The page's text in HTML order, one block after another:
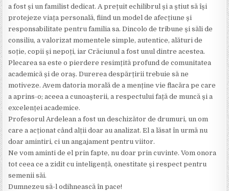
a fost și un familist dedicat. A prețuit echilibrul și a știut să își
protejeze viața personală, fiind un model de afecțiune și
responsabilitate pentru familia sa. Dincolo de tribune și săli de
consiliu, a valorizat momentele simple, autentice, alături de
soție, copii și nepoți, iar Crăciunul a fost unul dintre acestea.
Plecarea sa este o pierdere resimțită profund de comunitatea
academică și de oraș. Durerea despărțirii trebuie să ne
motiveze. Avem datoria morală de a menține vie flacăra pe care
a aprins-o; aceea a cunoașterii, a respectului față de muncă și a
excelenței academice.
Profesorul Ardelean a fost un deschizător de drumuri, un om
care a acționat când alții doar au analizat. El a lăsat în urmă nu
doar amintiri, ci un angajament pentru viitor.
Ne vom aminti de el prin fapte, nu doar prin cuvinte. Vom onora
tot ceea ce a zidit cu inteligență, onestitate și respect pentru
semenii săi.
Dumnezeu să-l odihnească în pace!